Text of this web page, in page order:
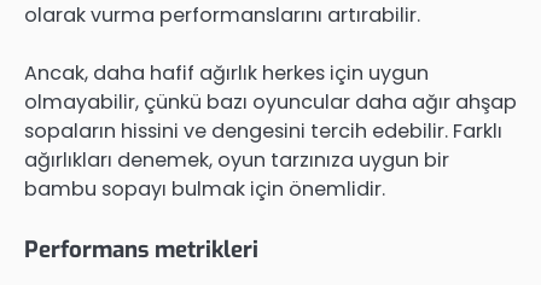
olarak vurma performanslarını artırabilir.
Ancak, daha hafif ağırlık herkes için uygun
olmayabilir, çünkü bazı oyuncular daha ağır ahşap
sopaların hissini ve dengesini tercih edebilir. Farklı
ağırlıkları denemek, oyun tarzınıza uygun bir
bambu sopayı bulmak için önemlidir.
Performans metrikleri